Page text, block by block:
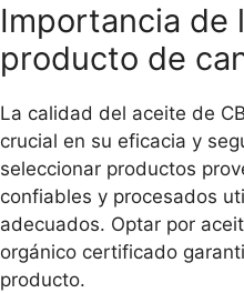
Importancia de
producto de
La calidad del aceite de
crucial en su eficacia y
seleccionar productos
confiables y procesados
adecuados. Optar por
orgánico certificado
producto.